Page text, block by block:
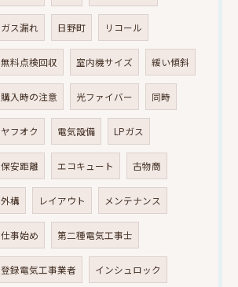
ガス漏れ 日野町 リコール
無料点検回収 室内機サイズ 緩い傾斜
購入時の注意 光ファイバー 同時
ヤフオク 電気設備 LPガス
保安距離 エコキュート 古物商
外構 レイアウト メンテナンス
仕事始め 第二種電気工事士
登録電気工事業者 インシュロック